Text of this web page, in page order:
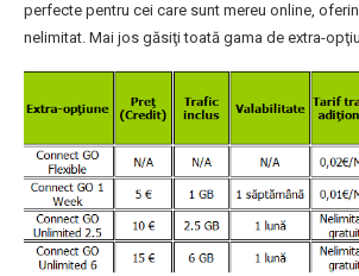
perfecte pentru cei care sunt mereu online,
nelimitat. Mai jos găsiţi toată gama de extra-